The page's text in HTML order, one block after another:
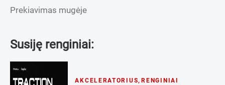
Prekiavimas mugėje
Susiję renginiai:
AKCELERATORIUS, RENGINIAI